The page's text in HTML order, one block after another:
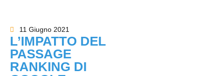
11 Giugno 2021
L’IMPATTO DEL
PASSAGE
RANKING DI